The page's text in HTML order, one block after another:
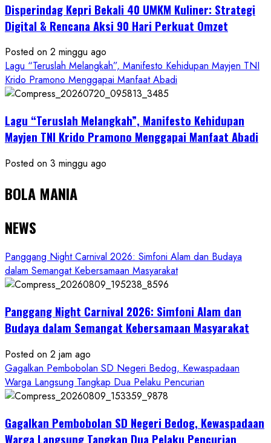
Disperindag Kepri Bekali 40 UMKM Kuliner: Strategi
Digital & Rencana Aksi 90 Hari Perkuat Omzet
Posted on 2 minggu ago
Lagu “Teruslah Melangkah”, Manifesto Kehidupan Mayjen TNI
Krido Pramono Menggapai Manfaat Abadi
Lagu “Teruslah Melangkah”, Manifesto Kehidupan
Mayjen TNI Krido Pramono Menggapai Manfaat Abadi
Posted on 3 minggu ago
BOLA MANIA
NEWS
Panggang Night Carnival 2026: Simfoni Alam dan Budaya
dalam Semangat Kebersamaan Masyarakat
Panggang Night Carnival 2026: Simfoni Alam dan
Budaya dalam Semangat Kebersamaan Masyarakat
Posted on 2 jam ago
Gagalkan Pembobolan SD Negeri Bedog, Kewaspadaan
Warga Langsung Tangkap Dua Pelaku Pencurian
Gagalkan Pembobolan SD Negeri Bedog, Kewaspadaan
Warga Langsung Tangkap Dua Pelaku Pencurian